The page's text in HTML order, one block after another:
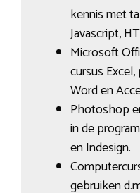
kennis met
Javascript,
Microsoft
cursus
Word en
Photoshop
in de
en Indesign.
gebruiken